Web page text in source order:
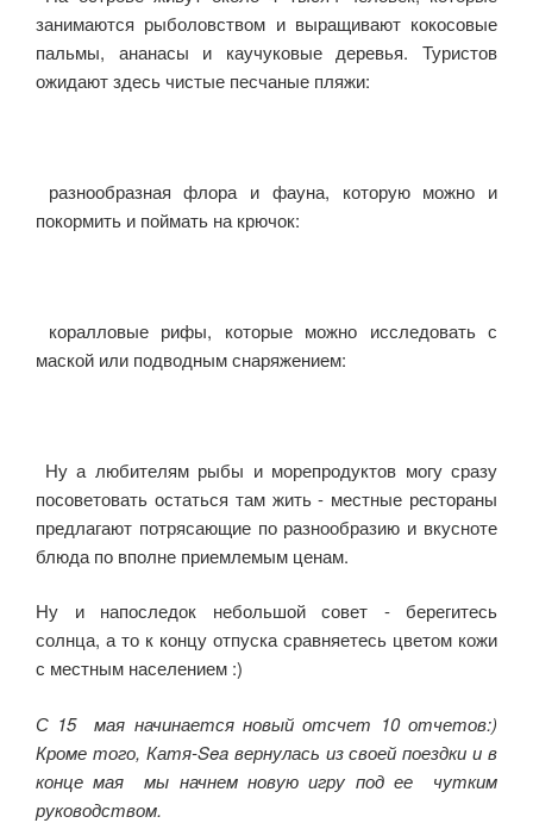
занимаются рыболовством и выращивают кокосовые
пальмы, ананасы и каучуковые деревья. Туристов
ожидают здесь чистые песчаные пляжи:
разнообразная флора и фауна, которую можно и
покормить и поймать на крючок:
коралловые рифы, которые можно исследовать с
маской или подводным снаряжением:
Ну а любителям рыбы и морепродуктов могу сразу
посоветовать остаться там жить - местные рестораны
предлагают потрясающие по разнообразию и вкусноте
блюда по вполне приемлемым ценам.
Ну и напоследок небольшой совет - берегитесь
солнца, а то к концу отпуска сравняетесь цветом кожи
с местным населением :)
С 15 мая начинается новый отсчет 10 отчетов:)
Кроме того, Катя-Sea вернулась из своей поездки и в
конце мая мы начнем новую игру под ее чутким
руководством.